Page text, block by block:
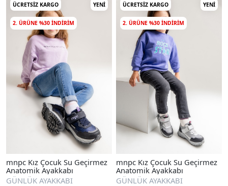
ÜCRETSIZ KARGO YENI
2. ÜRÜNE %30 INDIRIM
mnpc Kız Çocuk Su Geçirmez
Anatomik Ayakkabı
GÜNLÜK AYAKKABI
ÜCRETSIZ KARGO YENI
2. ÜRÜNE %30 INDIRIM
mnpc Kız Çocuk Su Geçirmez
Anatomik Ayakkabı
GÜNLÜK AYAKKABI